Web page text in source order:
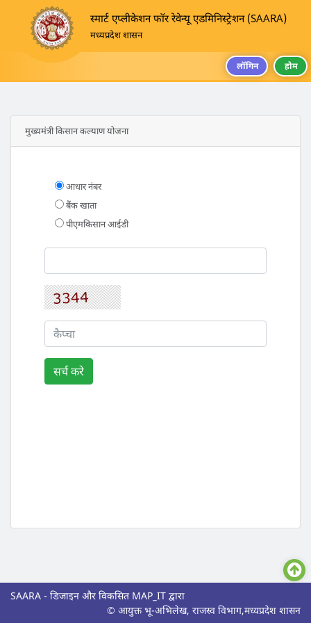
स्मार्ट एप्लीकेशन फॉर रेवेन्यू एडमिनिस्ट्रेशन (SAARA)
मध्यप्रदेश शासन
लॉगिन होम
मुख्यमंत्री किसान कल्याण योजना
आधार नंबर
बैंक खाता
पीएमकिसान आईडी
SAARA - डिजाइन और विकसित MAP_IT द्वारा
© आयुक्त भू-अभिलेख, राजस्व विभाग,मध्यप्रदेश शासन